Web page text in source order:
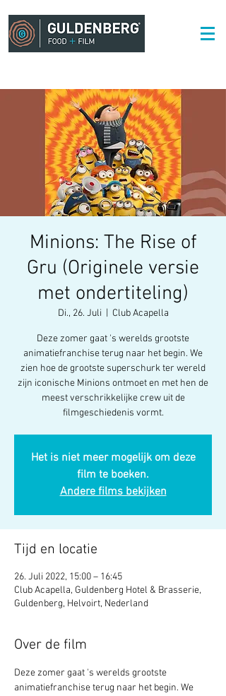
Minions: The Rise of
Gru (Originele versie
met ondertiteling)
Di., 26. Juli Club Acapella
Deze zomer gaat 's werelds grootste
animatiefranchise terug naar het begin. We
zien hoe de grootste superschurk ter wereld
zijn iconische Minions ontmoet en met hen de
meest verschrikkelijke crew uit de
filmgeschiedenis vormt.
Het is niet meer mogelijk om deze
film te boeken.
Andere films bekijken
Tijd en locatie
26. Juli 2022, 15:00 – 16:45
Club Acapella, Guldenberg Hotel & Brasserie,
Guldenberg, Helvoirt, Nederland
Over de film
Deze zomer gaat 's werelds grootste
animatiefranchise terug naar het begin. We